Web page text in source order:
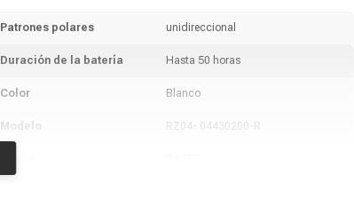
Patrones polares unidireccional
Duración de la batería Hasta 50 horas
Color Blanco
Modelo RZ04- 04430200-R